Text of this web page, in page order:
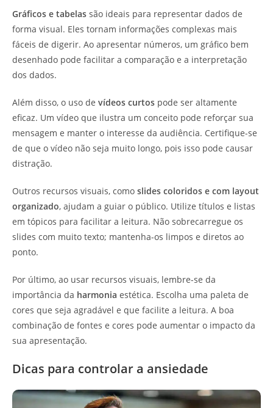
Gráficos e tabelas são ideais para representar dados de
forma visual. Eles tornam informações complexas mais
fáceis de digerir. Ao apresentar números, um gráfico bem
desenhado pode facilitar a comparação e a interpretação
dos dados.
Além disso, o uso de vídeos curtos pode ser altamente
eficaz. Um vídeo que ilustra um conceito pode reforçar sua
mensagem e manter o interesse da audiência. Certifique-se
de que o vídeo não seja muito longo, pois isso pode causar
distração.
Outros recursos visuais, como slides coloridos e com layout
organizado, ajudam a guiar o público. Utilize títulos e listas
em tópicos para facilitar a leitura. Não sobrecarregue os
slides com muito texto; mantenha-os limpos e diretos ao
ponto.
Por último, ao usar recursos visuais, lembre-se da
importância da harmonia estética. Escolha uma paleta de
cores que seja agradável e que facilite a leitura. A boa
combinação de fontes e cores pode aumentar o impacto da
sua apresentação.
Dicas para controlar a ansiedade